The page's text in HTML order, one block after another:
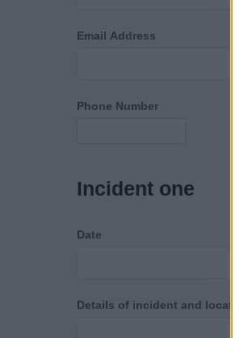
Email Address
Phone Number
Incident one
Date
Details of incident and location